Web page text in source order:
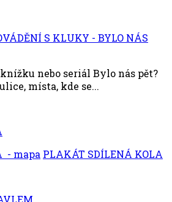
S KLUKY - BYLO NÁS
nebo seriál Bylo nás pět?
místa, kde se...
- mapa PLAKÁT SDÍLENÁ KOLA